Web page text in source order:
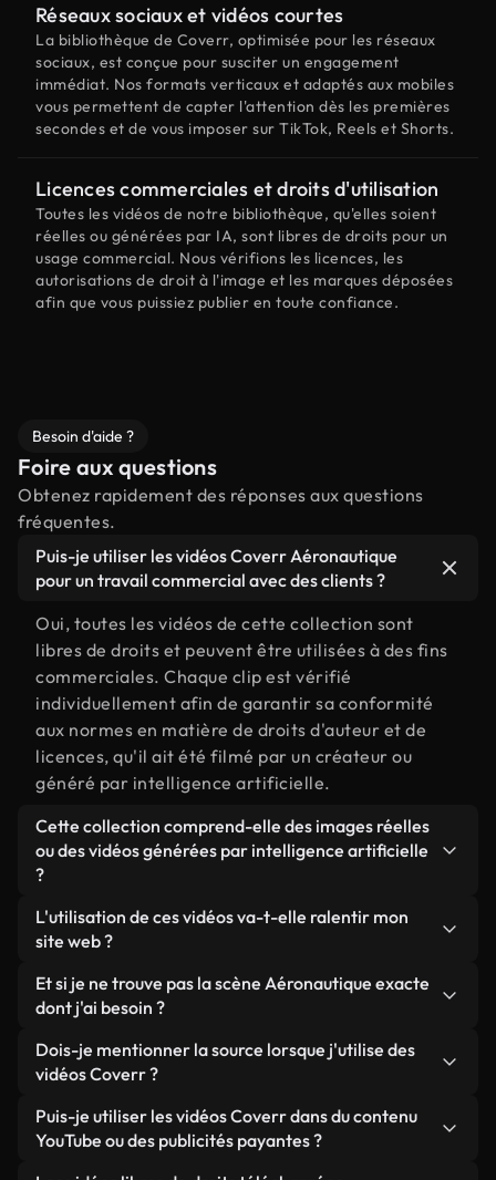
Réseaux sociaux et vidéos courtes
La bibliothèque de Coverr, optimisée pour les réseaux
sociaux, est conçue pour susciter un engagement
immédiat. Nos formats verticaux et adaptés aux mobiles
vous permettent de capter l'attention dès les premières
secondes et de vous imposer sur TikTok, Reels et Shorts.
Licences commerciales et droits d'utilisation
Toutes les vidéos de notre bibliothèque, qu'elles soient
réelles ou générées par IA, sont libres de droits pour un
usage commercial. Nous vérifions les licences, les
autorisations de droit à l'image et les marques déposées
afin que vous puissiez publier en toute confiance.
Besoin d'aide ?
Foire aux questions
Obtenez rapidement des réponses aux questions
fréquentes.
Puis-je utiliser les vidéos Coverr Aéronautique
pour un travail commercial avec des clients ?
Oui, toutes les vidéos de cette collection sont
libres de droits et peuvent être utilisées à des fins
commerciales. Chaque clip est vérifié
individuellement afin de garantir sa conformité
aux normes en matière de droits d'auteur et de
licences, qu'il ait été filmé par un créateur ou
généré par intelligence artificielle.
Cette collection comprend-elle des images réelles
ou des vidéos générées par intelligence artificielle
?
Les deux. Il s'agit d'une bibliothèque hybride
composée de véritables images filmées par des
vidéos générées par IA. Chaque vidéo est
clairement identifiée afin que vous sachiez
toujours ce que vous utilisez.
L'utilisation de ces vidéos va-t-elle ralentir mon
site web ?
Sauf si vous choisissez nos versions optimisées.
Nous proposons des formats légers, prêts pour le
ils conservent une qualité élevée tout en
minimisant les temps de chargement et en
améliorant des indicateurs comme le LCP.
Et si je ne trouve pas la scène Aéronautique exacte
dont j'ai besoin ?
Vous pouvez en créer une instantanément avec
Coverr AI Studio. Il vous suffit de décrire la scène,
et le Studio générera en quelques secondes une
vidéo personnalisée conforme à nos normes de
licence.
Dois-je mentionner la source lorsque j'utilise des
vidéos Coverr ?
Aucune attribution n'est requise. Toutes les vidéos
de notre bibliothèque sont libres de droits et
Puis-je utiliser les vidéos Coverr dans du contenu
YouTube ou des publicités payantes ?
Oui. Toutes les séquences vidéo de Coverr peuvent